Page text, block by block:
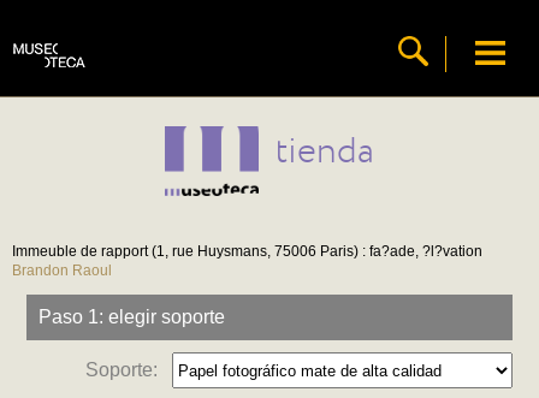
tienda
Immeuble de rapport (1, rue Huysmans, 75006 Paris) : fa?ade, ?l?vation
Brandon Raoul
Paso 1: elegir soporte
Soporte: